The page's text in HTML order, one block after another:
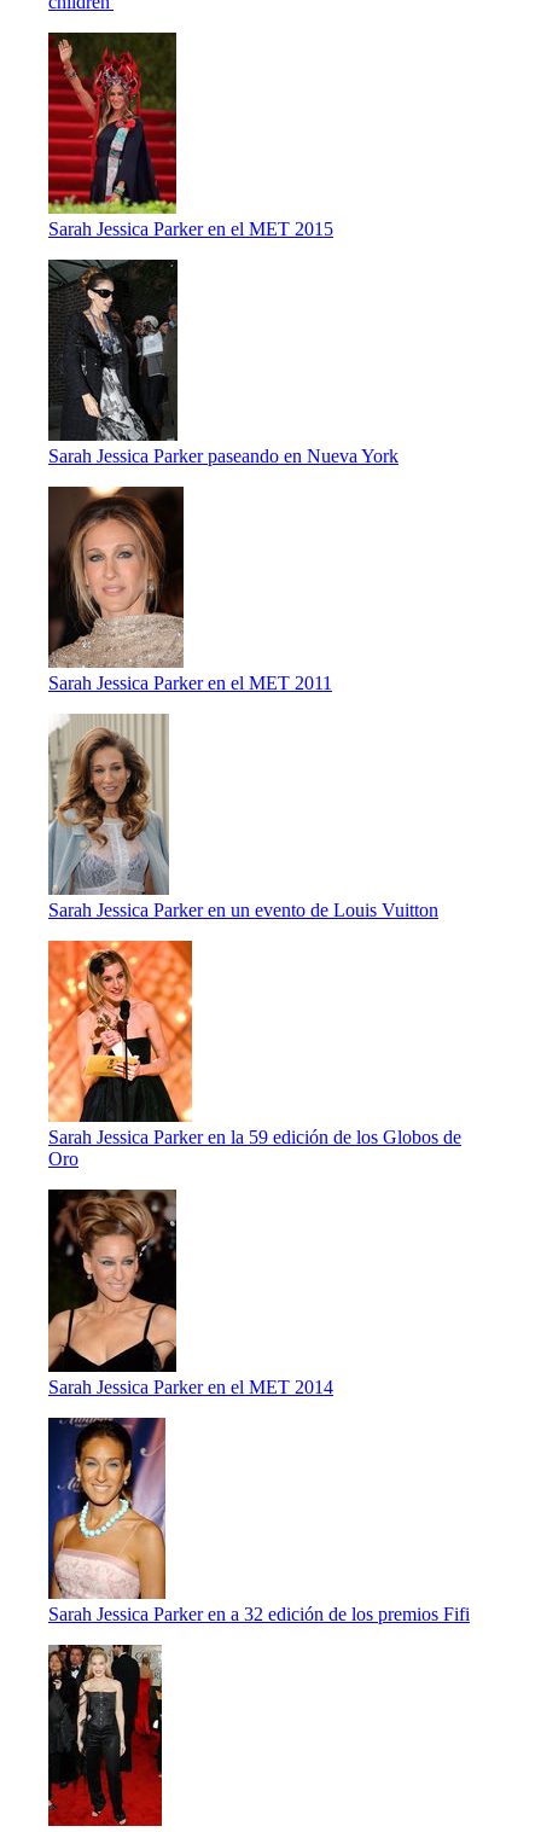
Sarah Jessica Parker en el MET 2015
Sarah Jessica Parker paseando en Nueva York
Sarah Jessica Parker en el MET 2011
Sarah Jessica Parker en un evento de Louis Vuitton
Sarah Jessica Parker en la 59 edición de los Globos de
Oro
Sarah Jessica Parker en el MET 2014
Sarah Jessica Parker en a 32 edición de los premios Fifi